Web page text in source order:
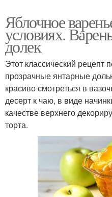
Яблочное
условиях.
долек
Этот классический рецепт
прозрачные янтарные
красиво смотреться в
десерт к чаю, в виде
качестве верхнего
торта.